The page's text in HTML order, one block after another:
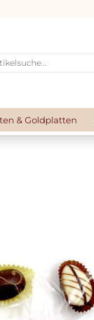
& Goldplatten